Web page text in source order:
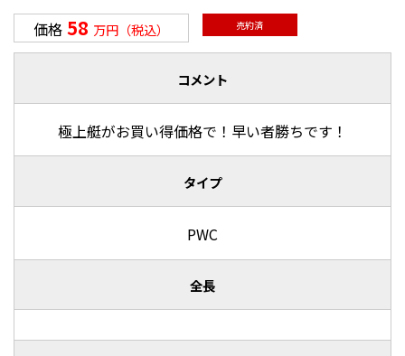
価格 58 万円（税込） 売約済
コメント
極上艇がお買い得価格で！早い者勝ちです！
タイプ
PWC
全長